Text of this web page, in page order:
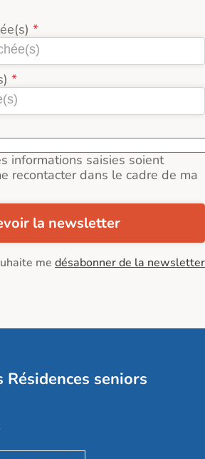
informations saisies soient
recontacter dans le cadre de ma
la newsletter
me désabonner de la newsletter
Résidences seniors